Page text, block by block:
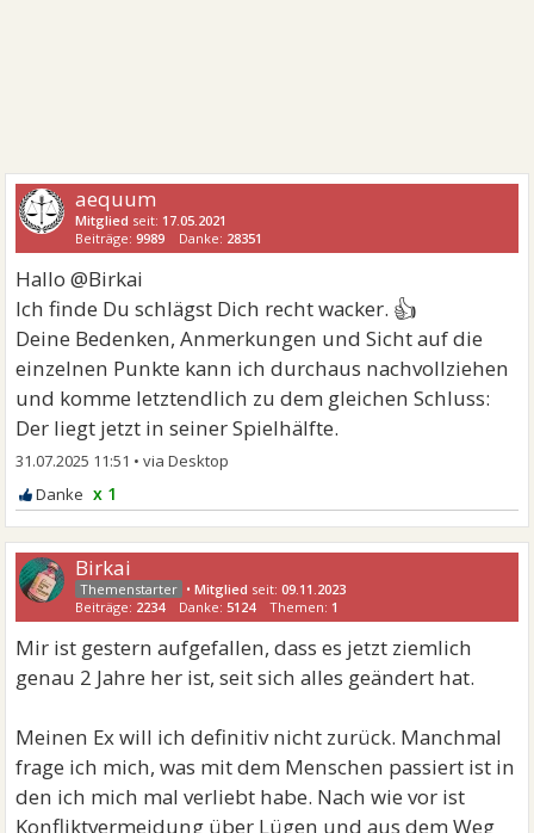
aequum
Mitglied seit: 17.05.2021
Beiträge:9989 Danke: 28351
Hallo @Birkai
Ich finde Du schlägst Dich recht wacker. 👍
Deine Bedenken, Anmerkungen und Sicht auf die
einzelnen Punkte kann ich durchaus nachvollziehen
und komme letztendlich zu dem gleichen Schluss:
Der liegt jetzt in seiner Spielhälfte.
31.07.2025 11:51 •
x 1
Birkai
•Mitglied seit:09.11.2023
Beiträge: 2234 Danke:5124 Themen: 1
Mir ist gestern aufgefallen, dass es jetzt ziemlich
genau 2 Jahre her ist, seit sich alles geändert hat.
Meinen Ex will ich definitiv nicht zurück. Manchmal
frage ich mich, was mit dem Menschen passiert ist in
den ich mich mal verliebt habe. Nach wie vor ist
Konfliktvermeidung über Lügen und aus dem Weg